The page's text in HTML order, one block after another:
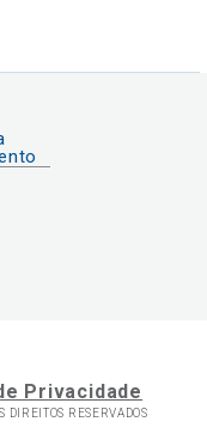
Privacidade
DIREITOS RESERVADOS